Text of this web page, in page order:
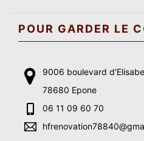
POUR GARDER LE
9006 boulevard
78680 Epone
06 11 09 60 70